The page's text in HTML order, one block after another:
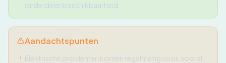
onderdelenbeschikbaarheid
Aandachtspunten
Elektrische problemen komen regelmatig voor, vooral